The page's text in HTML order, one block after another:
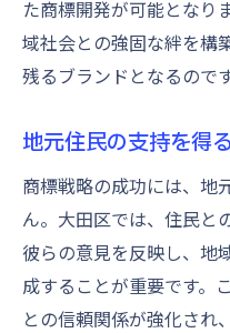
た商標開発が可能となり
域社会との強固な絆を構
残るブランドとなるのです
地元住民の支持を得
商標戦略の成功には、地
ん。大田区では、住民と
彼らの意見を反映し、地
成することが重要です。
との信頼関係が強化され